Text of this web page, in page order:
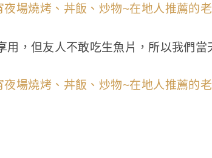
用，但友人不敢吃生魚片，所以我們